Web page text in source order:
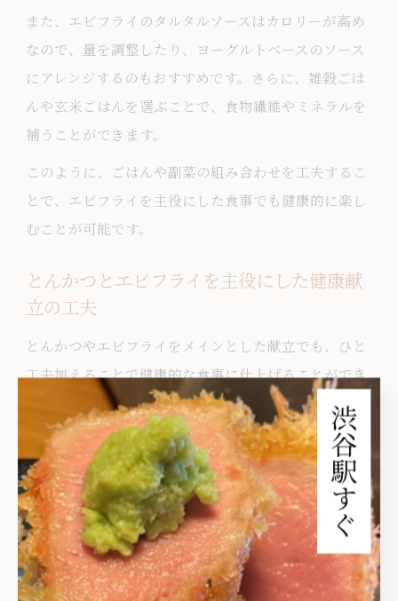
また、エビフライのタルタルソースはカロリーが高め
なので、量を調整したり、ヨーグルトベースのソース
にアレンジするのもおすすめです。さらに、雑穀ごは
んや玄米ごはんを選ぶことで、食物繊維やミネラルを
補うことができます。
このように、ごはんや副菜の組み合わせを工夫するこ
とで、エビフライを主役にした食事でも健康的に楽し
むことが可能です。
とんかつとエビフライを主役にした健康献
立の工夫
とんかつやエビフライをメインとした献立でも、ひと
工夫加えることで健康的な食事に仕上げることができ
ます。まず、揚げ物の量や頻度を適度にコントロール
し、副菜や汁物で野菜やきのこ、海藻などをしっかり
取り入れるのが基本です。
また、揚げ油の質や温度管理を徹底することで、余分
な油の吸収を抑えられます。オーブン調理やノンフラ
イヤーを使う方法も、カロリーオフに効果的です。さ
らに、ごはんの量を調整したり、雑穀ごはんを選ぶこ